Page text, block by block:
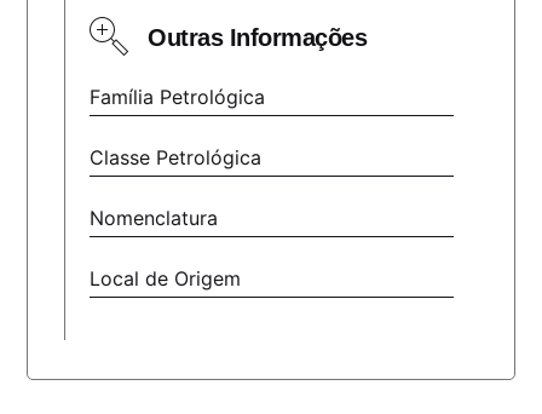
Outras Informações
Família Petrológica
Classe Petrológica
Nomenclatura
Local de Origem